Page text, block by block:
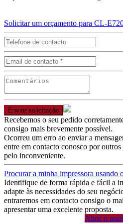
Solicitar um orçamento para CL-
Enviar solicitação
Recebemos o seu pedido
consigo mais brevemente possível.
Ocorreu um erro ao enviar a
entre em contacto conosco por
pelo inconveniente.
Procurar a minha impressora usando
Identifique de forma rápida e fácil a
adapte às necessidades do seu
entraremos em contacto consigo o
apresentar uma excelente proposta.
Abrir o